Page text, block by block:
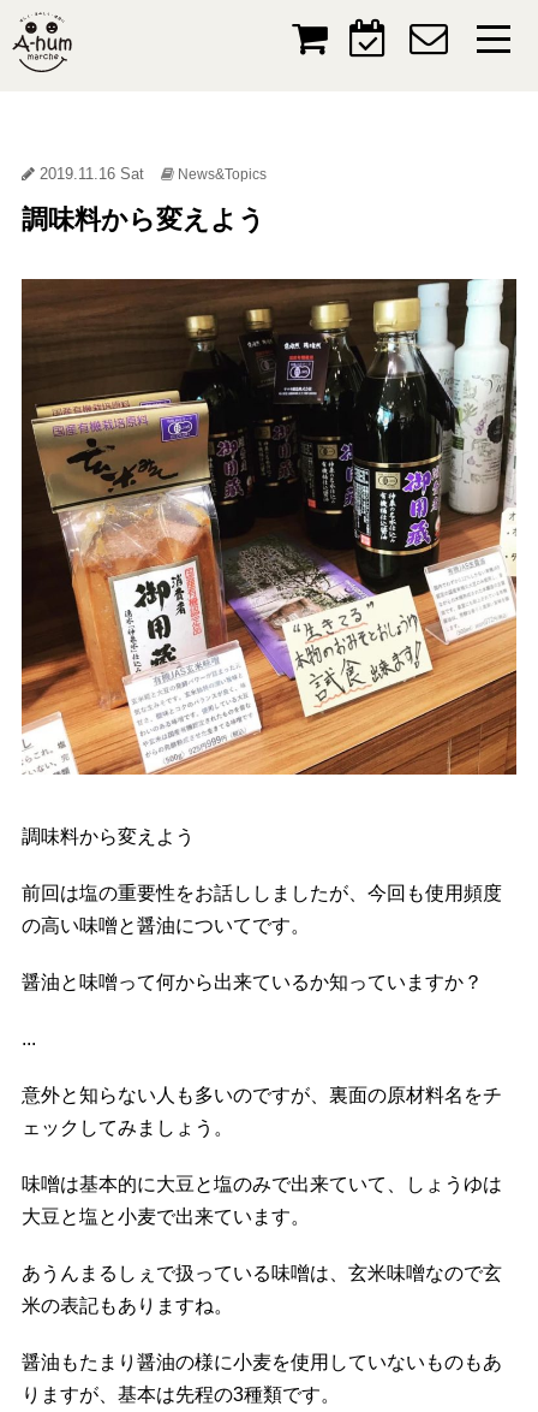
2019.11.16 Sat News&Topics
調味料から変えよう
調味料から変えよう
前回は塩の重要性をお話ししましたが、今回も使用頻度
の高い味噌と醤油についてです。
醤油と味噌って何から出来ているか知っていますか？
...
意外と知らない人も多いのですが、裏面の原材料名をチ
ェックしてみましょう。
味噌は基本的に大豆と塩のみで出来ていて、しょうゆは
大豆と塩と小麦で出来ています。
あうんまるしぇで扱っている味噌は、玄米味噌なので玄
米の表記もありますね。
醤油もたまり醤油の様に小麦を使用していないものもあ
りますが、基本は先程の3種類です。